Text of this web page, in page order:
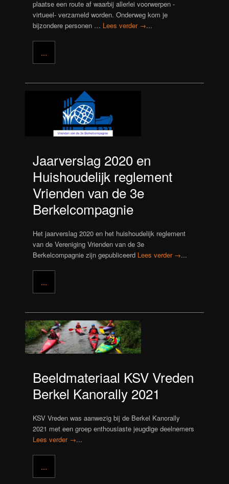
plaatse een route af waarbij allerlei voorwerpen -
virtueel- verzameld worden. Onderweg kom je
bijzondere personen … Lees verder →...
...
Jaarverslag 2020 en
Huishoudelijk reglement
Vrienden van de 3e
Berkelcompagnie
Het jaarverslag 2020 en het huishoudelijk reglement
van de Vereniging Vrienden van de 3e
Berkelcompagnie zijn gepubliceerd Lees verder →...
...
Beeldmateriaal KSV Vreden
Berkel Kanorally 2021
KSV Vreden was aanwezig bij de Berkel Kanorally
2021 met een groep enthousiaste jeugdige deelnemers
Lees verder →...
...